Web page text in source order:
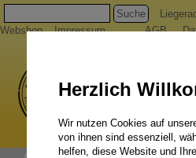
Suche
Webshop
Impressum AGB
Herzlich
Wir nutzen Cookies auf
von ihnen sind essenziell,
helfen, diese Website und